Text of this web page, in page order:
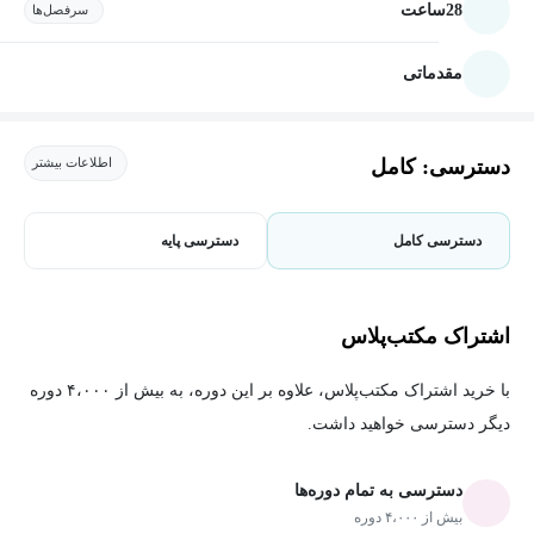
28ساعت سرفصل‌ها
مقدماتی
دسترسی: کامل اطلاعات بیشتر
دسترسی کامل دسترسی پایه
اشتراک مکتب‌پلاس
با خرید اشتراک مکتب‌پلاس، علاوه بر این دوره، به بیش از ۴،۰۰۰ دوره
دیگر دسترسی خواهید داشت.
دسترسی به تمام دوره‌ها
بیش از ۴،۰۰۰ دوره